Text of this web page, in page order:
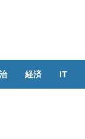
経済 IT